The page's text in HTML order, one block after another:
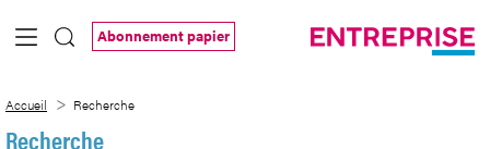
Saut au contenu principal
Abonnement papier
Accueil Recherche
Recherche